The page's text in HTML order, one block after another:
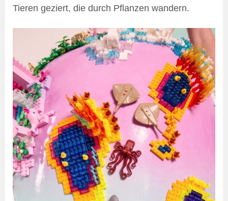
Tieren geziert, die durch Pflanzen wandern.